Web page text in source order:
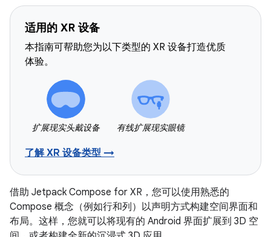
适用的 XR 设备
本指南可帮助您为以下类型的 XR 设备打造优质
体验。
扩展现实头戴设备 有线扩展现实眼镜
了解 XR 设备类型 →
借助 Jetpack Compose for XR，您可以使用熟悉的
Compose 概念（例如行和列）以声明方式构建空间界面和
布局。这样，您就可以将现有的 Android 界面扩展到 3D 空